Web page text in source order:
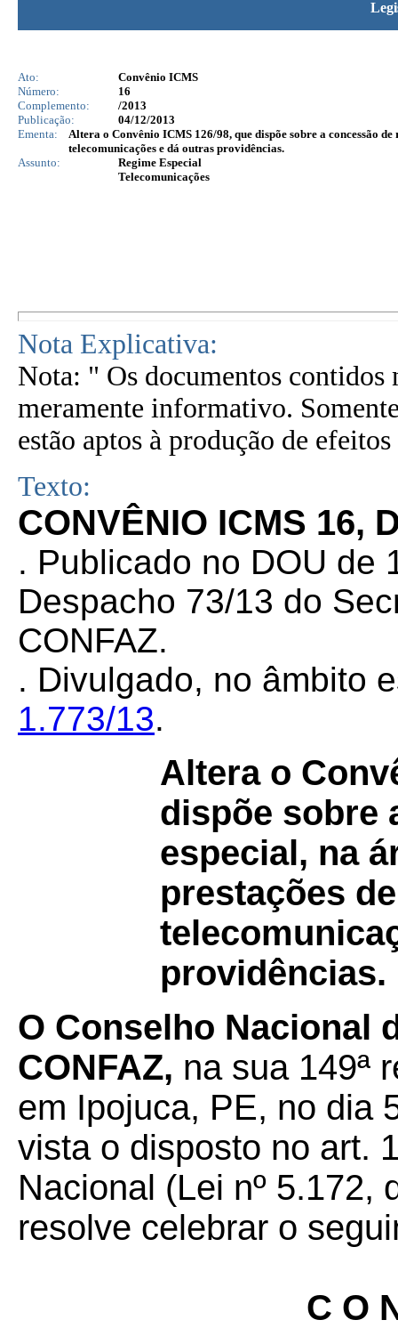
Ato:
Convênio ICMS
Número:
16
Complemento:
/2013
Publicação:
04/12/2013
Ementa:
Altera o Convênio ICMS 126/98, que dispõe sobre a concessão
telecomunicações e dá outras providências.
Assunto:
Regime Especial
Telecomunicações
Nota Explicativa:
Nota: " Os documentos contidos
meramente informativo.
estão aptos à produção de
Texto:
CONVÊNIO ICMS 16,
. Publicado no DOU de
Despacho 73/13 do
CONFAZ.
. Divulgado, no âmbito
1.773/13.
Altera o
dispõe sobre
especial, na
prestações
providências.
O Conselho Nacional
CONFAZ, na sua 149ª
em Ipojuca, PE, no dia
vista o disposto no art.
Nacional (Lei nº 5.172,
resolve celebrar o
C O